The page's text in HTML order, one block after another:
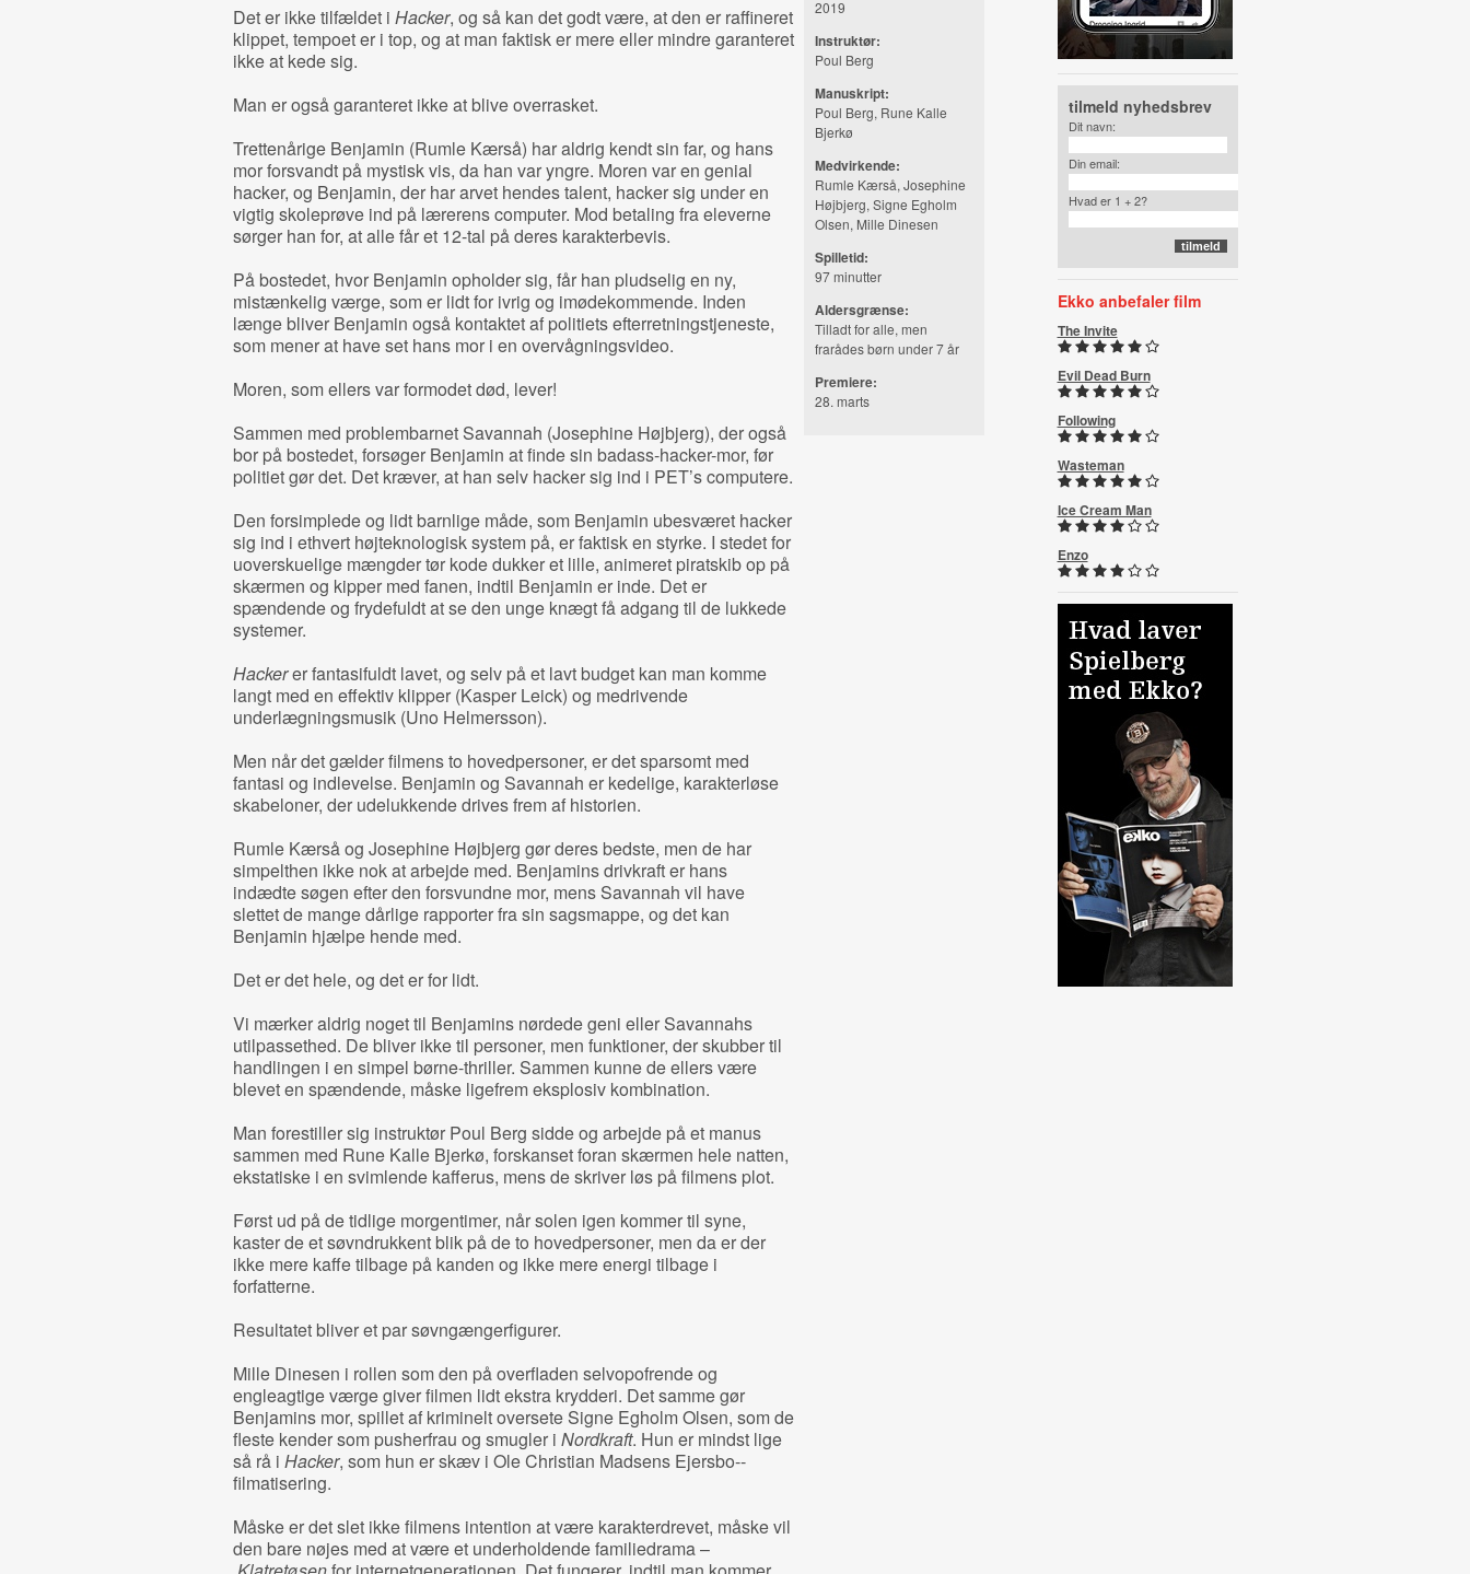
Det er ikke tilfældet i Hacker, og så kan det godt være, at den er raffineret
klippet, tempoet er i top, og at man faktisk er mere eller mindre garanteret
ikke at kede sig.
Man er også garanteret ikke at blive overrasket.
Trettenårige Benjamin (Rumle Kærså) har aldrig kendt sin far, og hans
mor forsvandt på mystisk vis, da han var yngre. Moren var en genial
hacker, og Benjamin, der har arvet hendes talent, hacker sig under en
vigtig skoleprøve ind på lærerens computer. Mod betaling fra eleverne
sørger han for, at alle får et 12-­tal på deres karakterbevis.
På bostedet, hvor Benjamin opholder sig, får han pludselig en ny,
mistænkelig værge, som er lidt for ivrig og imødekommende. Inden
længe bliver Benjamin også kontaktet af politiets efterretningstjeneste,
som mener at have set hans mor i en overvågningsvideo.
Moren, som ellers var formodet død, lever!
Sammen med problembarnet Savannah (Josephine Højbjerg), der også
bor på bostedet, forsøger Benjamin at finde sin badass-hacker-mor, før
politiet gør det. Det kræver, at han selv hacker sig ind i PET’s computere.
Den forsimplede og lidt barnlige måde, som Benjamin ubesværet hacker
sig ind i ethvert højteknologisk system på, er faktisk en styrke. I stedet for
uoverskuelige mængder tør kode dukker et lille, animeret piratskib op på
skærmen og kipper med fanen, indtil Benjamin er inde. Det er
spændende og frydefuldt at se den unge knægt få adgang til de lukkede
systemer.
Hackerer fantasifuldt lavet, og selv på et lavt budget kan man komme
langt med en effektiv klipper (Kasper Leick) og medrivende
underlægningsmusik (Uno Helmersson).
Men når det gælder filmens to hovedpersoner, er det sparsomt med
fantasi og indlevelse. Benjamin og Savannah er kedelige, karakterløse
skabeloner, der udelukkende drives frem af historien.
Rumle Kærså og Josephine Højbjerg gør deres bedste, men de har
simpelthen ikke nok at arbejde med. Benjamins drivkraft er hans
indædte søgen efter den forsvundne mor, mens Savannah vil have
slettet de mange dårlige rapporter fra sin sagsmappe, og det kan
Benjamin hjælpe hende med.
Det er det hele, og det er for lidt.
Vi mærker aldrig noget til Benjamins nørdede geni eller Savannahs
utilpassethed. De bliver ikke til personer, men funktioner, der skubber til
handlingen i en simpel børne-thriller. Sammen kunne de ellers være
blevet en spændende, måske ligefrem eksplosiv kombination.
Man forestiller sig instruktør Poul Berg sidde og arbejde på et manus
sammen med Rune Kalle Bjerkø, forskanset foran skærmen hele natten,
ekstatiske i en svimlende kaffe­rus, mens de skriver løs på filmens plot.
Først ud på de tidlige morgentimer, når solen igen kommer til syne,
kaster de et søvndrukkent blik på de to hovedpersoner, men da er der
ikke mere kaffe tilbage på kanden og ikke mere energi tilbage i
forfatterne.
Resultatet bliver et par søvngænger­figurer.
Mille Dinesen i rollen som den på overfladen selvopofrende og
engleagtige værge giver filmen lidt ekstra krydderi. Det samme gør
Benjamins mor, spillet af kriminelt oversete Signe Egholm Olsen, som de
fleste kender som pusherfrau og smugler i Nordkraft. Hun er mindst lige
så rå i Hacker, som hun er skæv i Ole Christian Madsens Ejersbo-­
filmatisering.
Måske er det slet ikke filmens intention at være karakterdrevet, måske vil
den bare nøjes med at være et underholdende familiedrama –
2019
Instruktør:
Poul Berg
Manuskript:
Poul Berg, Rune Kalle
Bjerkø
Medvirkende:
Rumle Kærså, Josephine
Højbjerg, Signe Egholm
Olsen, Mille Dinesen
Spilletid:
97 minutter
Aldersgrænse:
Tilladt for alle, men
frarådes børn under 7 år
Premiere:
28. marts
tilmeld nyhedsbrev
Dit navn:
Din email:
Hvad er 1 + 2?
Ekko anbefaler film
The Invite
Evil Dead Burn
Following
Wasteman
Ice Cream Man
Enzo